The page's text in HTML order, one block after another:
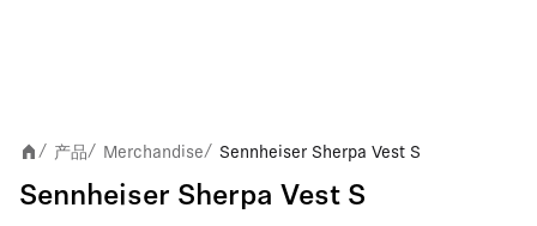
/ 产品/ Merchandise/ Sennheiser Sherpa Vest S
Sennheiser Sherpa Vest S